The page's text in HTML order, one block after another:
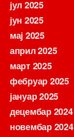
јул 2025
јун 2025
мај 2025
април 2025
март 2025
фебруар 2025
јануар 2025
децембар 2024
новембар 2024